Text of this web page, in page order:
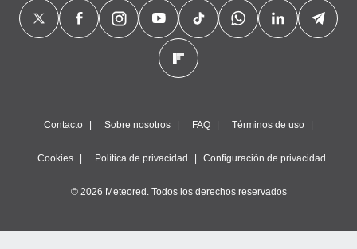
Contacto Sobre nosotros FAQ Términos de uso
Cookies Política de privacidad Configuración de privacidad
© 2026 Meteored. Todos los derechos reservados